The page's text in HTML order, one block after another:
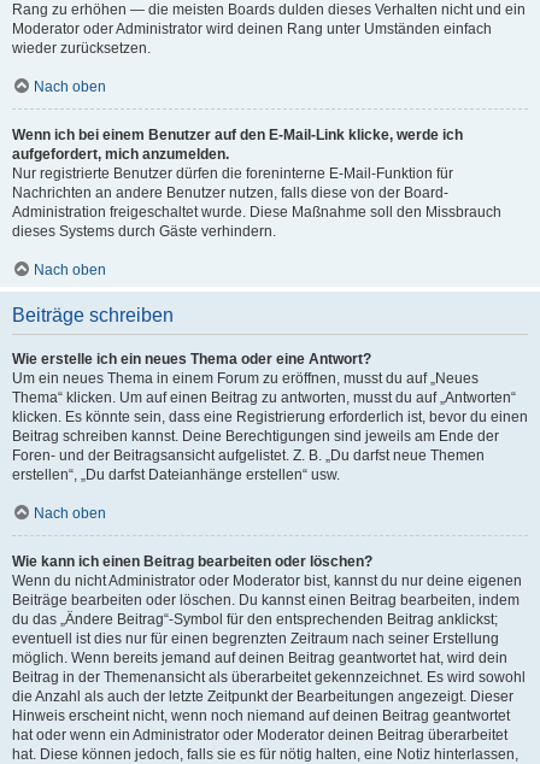
Rang zu erhöhen — die meisten Boards dulden dieses Verhalten nicht und ein
Moderator oder Administrator wird deinen Rang unter Umständen einfach
wieder zurücksetzen.
Nach oben
Wenn ich bei einem Benutzer auf den E-Mail-Link klicke, werde ich
aufgefordert, mich anzumelden.
Nur registrierte Benutzer dürfen die foreninterne E-Mail-Funktion für
Nachrichten an andere Benutzer nutzen, falls diese von der Board-
Administration freigeschaltet wurde. Diese Maßnahme soll den Missbrauch
dieses Systems durch Gäste verhindern.
Nach oben
Beiträge schreiben
Wie erstelle ich ein neues Thema oder eine Antwort?
Um ein neues Thema in einem Forum zu eröffnen, musst du auf „Neues
Thema“ klicken. Um auf einen Beitrag zu antworten, musst du auf „Antworten“
klicken. Es könnte sein, dass eine Registrierung erforderlich ist, bevor du einen
Beitrag schreiben kannst. Deine Berechtigungen sind jeweils am Ende der
Foren- und der Beitragsansicht aufgelistet. Z. B. „Du darfst neue Themen
erstellen“, „Du darfst Dateianhänge erstellen“ usw.
Nach oben
Wie kann ich einen Beitrag bearbeiten oder löschen?
Wenn du nicht Administrator oder Moderator bist, kannst du nur deine eigenen
Beiträge bearbeiten oder löschen. Du kannst einen Beitrag bearbeiten, indem
du das „Ändere Beitrag“-Symbol für den entsprechenden Beitrag anklickst;
eventuell ist dies nur für einen begrenzten Zeitraum nach seiner Erstellung
möglich. Wenn bereits jemand auf deinen Beitrag geantwortet hat, wird dein
Beitrag in der Themenansicht als überarbeitet gekennzeichnet. Es wird sowohl
die Anzahl als auch der letzte Zeitpunkt der Bearbeitungen angezeigt. Dieser
Hinweis erscheint nicht, wenn noch niemand auf deinen Beitrag geantwortet
hat oder wenn ein Administrator oder Moderator deinen Beitrag überarbeitet
hat. Diese können jedoch, falls sie es für nötig halten, eine Notiz hinterlassen,